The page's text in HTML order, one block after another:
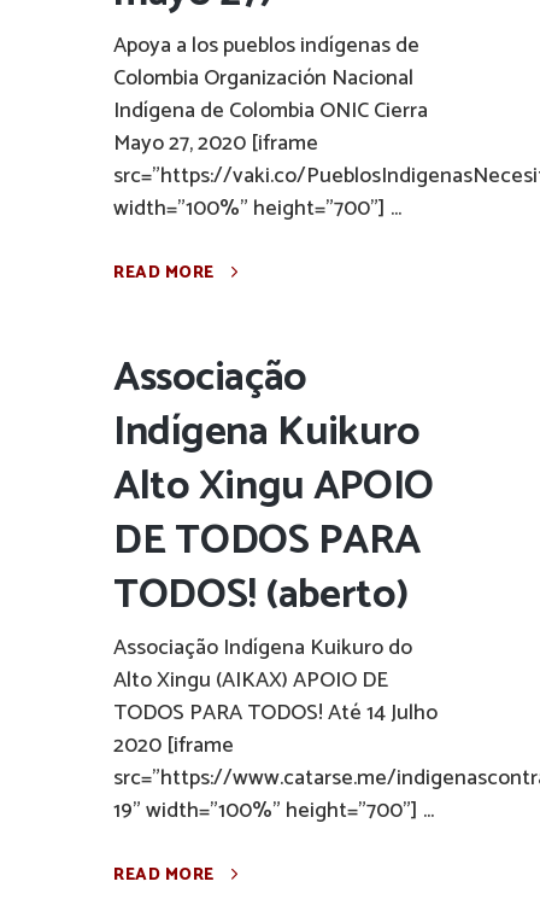
Apoya a los pueblos indígenas de
Colombia Organización Nacional
Indígena de Colombia ONIC Cierra
Mayo 27, 2020 [iframe
src="https://vaki.co/
width="100%" height="700"] ...
READ MORE
Associação
Indígena Kuikuro
Alto Xingu APOIO
DE TODOS PARA
TODOS! (aberto)
Associação Indígena Kuikuro do
Alto Xingu (AIKAX) APOIO DE
TODOS PARA TODOS! Até 14 Julho
2020 [iframe
src="https://www.catarse.me/
19" width="100%" height="700"] ...
READ MORE